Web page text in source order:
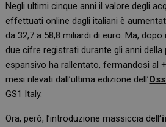
Negli ultimi cinque anni il valore degli
effettuati online dagli italiani è
da 32,7 a 58,8 miliardi di euro. Ma,
due cifre registrati durante gli anni della
espansivo ha rallentato, fermandosi al
mesi rilevati dall’ultima edizione dell’
GS1 Italy.
Ora, però, l’introduzione massiccia dell